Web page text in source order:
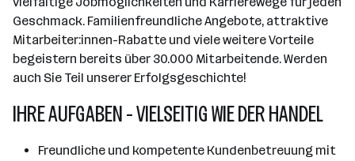
Geschmack. Familienfreundliche Angebote, attraktive
Mitarbeiter:innen-Rabatte und viele weitere Vorteile
begeistern bereits über 30.000 Mitarbeitende. Werden
auch Sie Teil unserer Erfolgsgeschichte!
IHRE AUFGABEN - VIELSEITIG WIE DER HANDEL
Freundliche und kompetente Kundenbetreuung mit